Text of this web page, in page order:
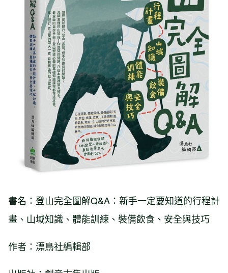
書名：登山完全圖解Q&A：新手一定要知道的行程計
畫、山域知識、體能訓練、裝備飲食、安全與技巧
作者：漂鳥社編輯部